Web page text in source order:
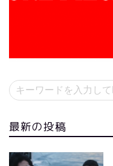
最新の投稿